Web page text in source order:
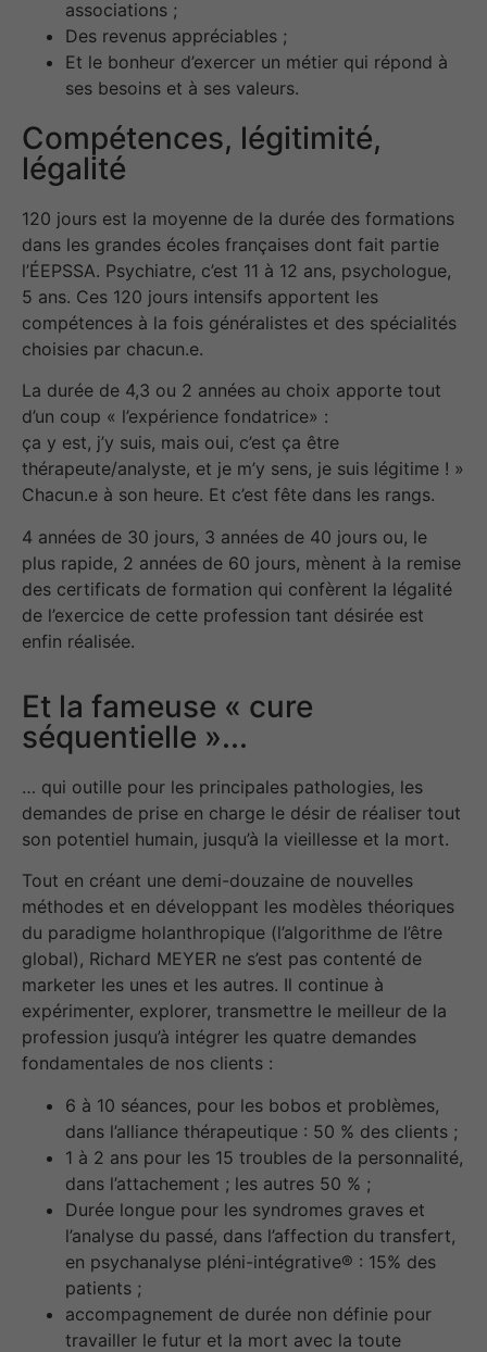
associations ;
Des revenus appréciables ;
Et le bonheur d’exercer un métier qui répond à
ses besoins et à ses valeurs.
Compétences, légitimité,
légalité
120 jours est la moyenne de la durée des formations
dans les grandes écoles françaises dont fait partie
l’ÉEPSSA. Psychiatre, c’est 11 à 12 ans, psychologue,
5 ans. Ces 120 jours intensifs apportent les
compétences à la fois généralistes et des spécialités
choisies par chacun.e.
La durée de 4,3 ou 2 années au choix apporte tout
d’un coup « l’expérience fondatrice» :
ça y est, j’y suis, mais oui, c’est ça être
thérapeute/analyste, et je m’y sens, je suis légitime ! »
Chacun.e à son heure. Et c’est fête dans les rangs.
4 années de 30 jours, 3 années de 40 jours ou, le
plus rapide, 2 années de 60 jours, mènent à la remise
des certificats de formation qui confèrent la légalité
de l’exercice de cette profession tant désirée est
enfin réalisée.
Et la fameuse « cure
séquentielle »...
… qui outille pour les principales pathologies, les
demandes de prise en charge le désir de réaliser tout
son potentiel humain, jusqu’à la vieillesse et la mort.
Tout en créant une demi-douzaine de nouvelles
méthodes et en développant les modèles théoriques
du paradigme holanthropique (l’algorithme de l’être
global), Richard MEYER ne s’est pas contenté de
marketer les unes et les autres. Il continue à
expérimenter, explorer, transmettre le meilleur de la
profession jusqu’à intégrer les quatre demandes
fondamentales de nos clients :
6 à 10 séances, pour les bobos et problèmes,
dans l’alliance thérapeutique : 50 % des clients ;
1 à 2 ans pour les 15 troubles de la personnalité,
dans l’attachement ; les autres 50 % ;
Durée longue pour les syndromes graves et
l’analyse du passé, dans l’affection du transfert,
en psychanalyse pléni-intégrative® : 15% des
patients ;
accompagnement de durée non définie pour
travailler le futur et la mort avec la toute